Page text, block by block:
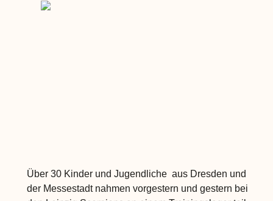
Über 30 Kinder und Jugendliche aus Dresden und
der Messestadt nahmen vorgestern und gestern bei